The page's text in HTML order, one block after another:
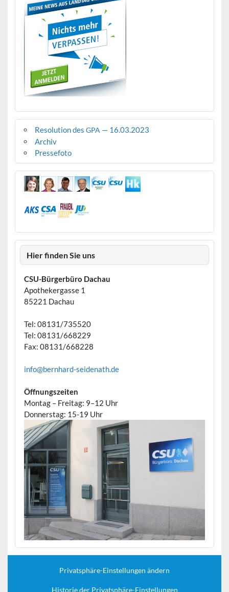
Resolution des GPA — 16.03.2023
Archiv
Pressefoto
Hier finden Sie uns
CSU-Bürgerbüro Dachau
Apothekergasse 1
85221 Dachau
Tel: 08131/735520
Tel: 08131/668229
Fax: 08131/668228
info@bernhard-seidenath.de
Öffnungszeiten
Montag – Freitag: 9–12 Uhr
Donnerstag: 15-19 Uhr
Privatsphäre-Einstellungen ändern
Historie der Privatsphäre-Einstellungen